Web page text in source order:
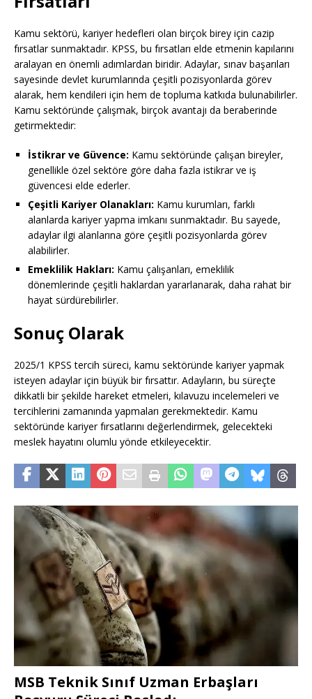
Kamu sektörü, kariyer hedefleri olan birçok birey için cazip
fırsatlar sunmaktadır. KPSS, bu fırsatları elde etmenin kapılarını
aralayan en önemli adımlardan biridir. Adaylar, sınav başarıları
sayesinde devlet kurumlarında çeşitli pozisyonlarda görev
alarak, hem kendileri için hem de topluma katkıda bulunabilirler.
Kamu sektöründe çalışmak, birçok avantajı da beraberinde
getirmektedir:
İstikrar ve Güvence: Kamu sektöründe çalışan bireyler,
genellikle özel sektöre göre daha fazla istikrar ve iş
güvencesi elde ederler.
Çeşitli Kariyer Olanakları: Kamu kurumları, farklı
alanlarda kariyer yapma imkanı sunmaktadır. Bu sayede,
adaylar ilgi alanlarına göre çeşitli pozisyonlarda görev
alabilirler.
Emeklilik Hakları: Kamu çalışanları, emeklilik
dönemlerinde çeşitli haklardan yararlanarak, daha rahat bir
hayat sürdürebilirler.
Sonuç Olarak
2025/1 KPSS tercih süreci, kamu sektöründe kariyer yapmak
isteyen adaylar için büyük bir fırsattır. Adayların, bu süreçte
dikkatli bir şekilde hareket etmeleri, kılavuzu incelemeleri ve
tercihlerini zamanında yapmaları gerekmektedir. Kamu
sektöründe kariyer fırsatlarını değerlendirmek, gelecekteki
meslek hayatını olumlu yönde etkileyecektir.
MSB Teknik Sınıf Uzman Erbaşları